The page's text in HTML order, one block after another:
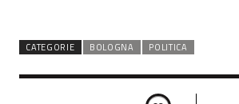
CATEGORIE BOLOGNA POLITICA